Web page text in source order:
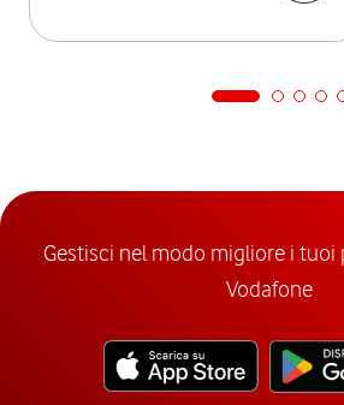
Gestisci nel modo migliore i
Vodafone